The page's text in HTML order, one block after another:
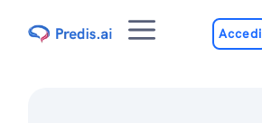
MenuAccedi